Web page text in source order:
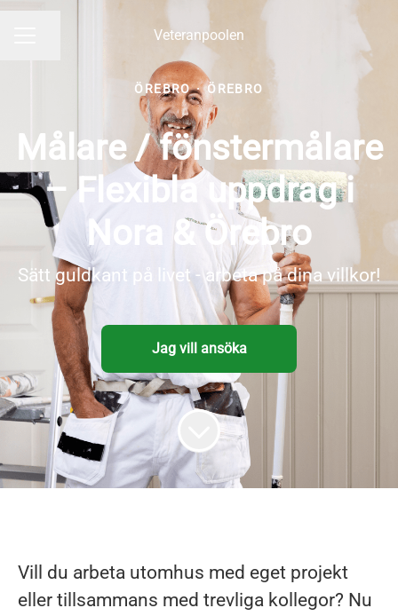
Veteranpoolen
ÖREBRO · ÖREBRO
Målare / fönstermålare
– Flexibla uppdrag i
Nora & Örebro
Sätt guldkant på livet - arbeta på dina villkor!
Jag vill ansöka
Vill du arbeta utomhus med eget projekt
eller tillsammans med trevliga kollegor? Nu